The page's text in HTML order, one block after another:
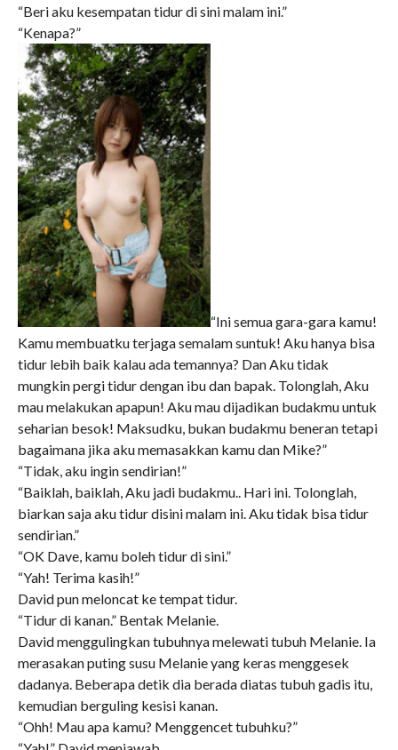
“Beri aku kesempatan tidur di sini malam ini.”
“Kenapa?”
“Ini semua gara-gara kamu!
Kamu membuatku terjaga semalam suntuk! Aku hanya bisa
tidur lebih baik kalau ada temannya? Dan Aku tidak
mungkin pergi tidur dengan ibu dan bapak. Tolonglah, Aku
mau melakukan apapun! Aku mau dijadikan budakmu untuk
seharian besok! Maksudku, bukan budakmu beneran tetapi
bagaimana jika aku memasakkan kamu dan Mike?”
“Tidak, aku ingin sendirian!”
“Baiklah, baiklah, Aku jadi budakmu.. Hari ini. Tolonglah,
biarkan saja aku tidur disini malam ini. Aku tidak bisa tidur
sendirian.”
“OK Dave, kamu boleh tidur di sini.”
“Yah! Terima kasih!”
David pun meloncat ke tempat tidur.
“Tidur di kanan.” Bentak Melanie.
David menggulingkan tubuhnya melewati tubuh Melanie. Ia
merasakan puting susu Melanie yang keras menggesek
dadanya. Beberapa detik dia berada diatas tubuh gadis itu,
kemudian berguling kesisi kanan.
“Ohh! Mau apa kamu? Menggencet tubuhku?”